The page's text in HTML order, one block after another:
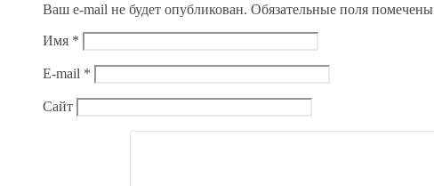
Ваш e-mail не будет опубликован. Обязательные поля помечены
Имя *
E-mail *
Сайт